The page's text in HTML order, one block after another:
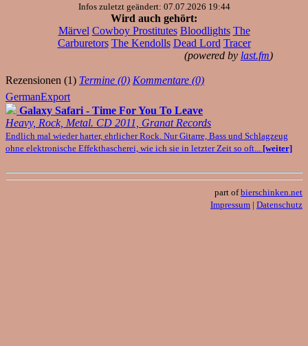
Infos zuletzt geändert: 07.07.2026 19:44
Wird auch gehört:
Märvel Cowboy Prostitutes Bloodlights The
Carburetors The Kendolls Dead Lord Tracer
(powered by last.fm)
Rezensionen (1) Termine (0) Kommentare (0)
GermanExport
Galaxy Safari - Time For You To Leave
Heavy, Rock, Metal. CD 2011, Granat Records
Endlich mal wieder harter, ehrlicher Rock. Nur Gitarre, Bass und Schlagzeug
ohne elektronische Effekthascherei, wie ich sie in letzter Zeit so oft... [weiter]
part ofbierschinken.net
Impressum | Datenschutz